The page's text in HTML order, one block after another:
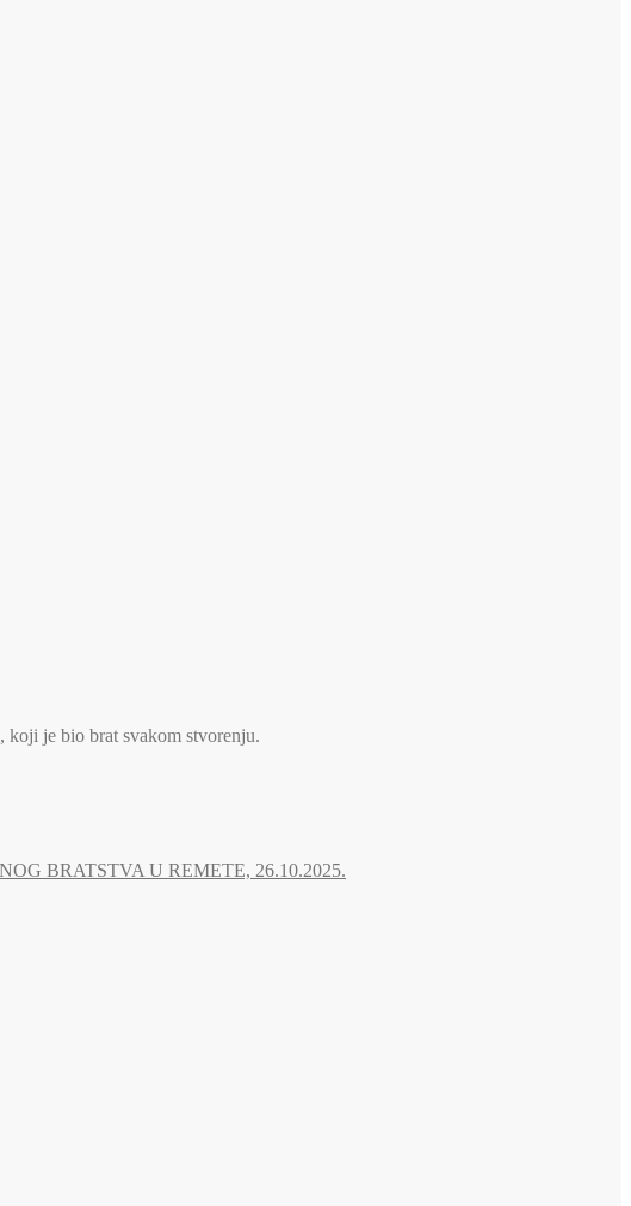
koji je bio brat svakom stvorenju.
BRATSTVA U REMETE, 26.10.2025.